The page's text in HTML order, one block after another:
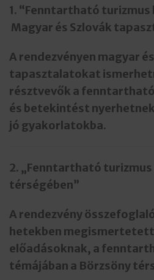
1. “Fenntartható
Magyar és Szlovák
A rendezvényen magyar
tapasztalatokat
résztvevők a
és betekintést nyerhetnek
jó gyakorlatokba.
2. „Fenntartható turizmus
térségében”
A rendezvény
hetekben
előadásoknak, a
témájában a Börzsöny